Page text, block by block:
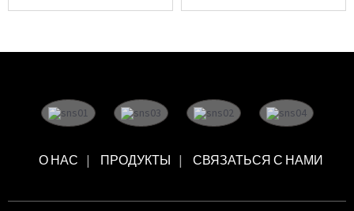
О НАС ПРОДУКТЫ СВЯЗАТЬСЯ С НАМИ